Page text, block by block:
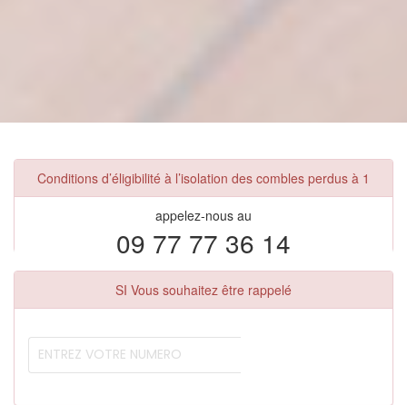
Conditions d’éligibilité à l’isolation des combles perdus à 1
appelez-nous au
09 77 77 36 14
SI Vous souhaitez être rappelé